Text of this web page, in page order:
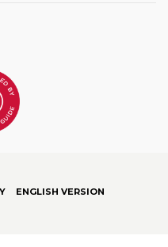
ENGLISH VERSION